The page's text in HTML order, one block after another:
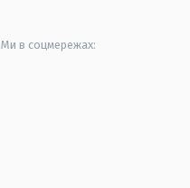
Ми в соцмережах: